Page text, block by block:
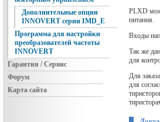
Дополнительные опции
INNOVERT серии IMD_E
Программа для настройки
преобразователей частоты
INNOVERT
Гарантия / Сервис
Форум
Карта сайта
PLXD
питания.
Входы
Так же
для
Для
для